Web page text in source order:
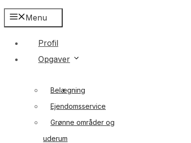
Menu
Profil
Opgaver
Belægning
Ejendomsservice
Grønne områder og
uderum